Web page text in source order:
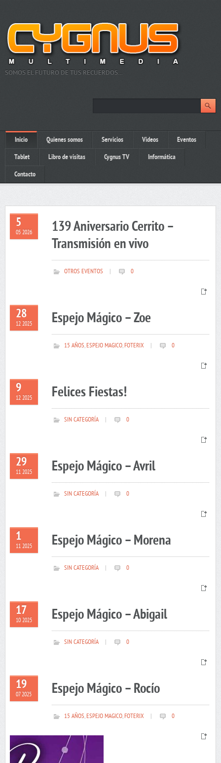
SOMOS EL FUTURO DE TUS RECUERDOS…
Inicio Quienes somos Servicios Videos Eventos
Tablet Libro de visitas Cygnus TV Informática
Contacto
5
05 2026
139 Aniversario Cerrito –
Transmisión en vivo
OTROS EVENTOS 0
28
12 2025 Espejo Mágico – Zoe
15 AÑOS,ESPEJO MAGICO,FOTERIX 0
9
12 2025 Felices Fiestas!
SIN CATEGORÍA 0
29
11 2025 Espejo Mágico – Avril
SIN CATEGORÍA 0
1
11 2025 Espejo Mágico – Morena
SIN CATEGORÍA 0
17
10 2025 Espejo Mágico – Abigail
SIN CATEGORÍA 0
19
07 2025 Espejo Mágico – Rocío
15 AÑOS,ESPEJO MAGICO,FOTERIX 0